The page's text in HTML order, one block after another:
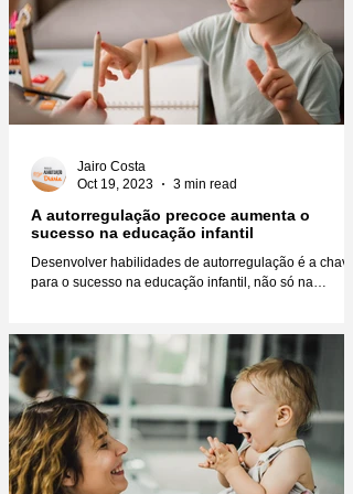
A autorregulação precoce aumenta o
sucesso na educação infantil
Desenvolver habilidades de autorregulação é a chave
para o sucesso na educação infantil, não só na
Jairo Costa
Oct 19, 2023
3 min read